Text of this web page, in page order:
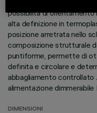
possibilità di
alta definizione in
posizione arretrata nello
composizione strutturale
puntiforme, permette di
definita e circolare e
abbagliamento controllato
alimentazione dimmerabile
DIMENSIONI